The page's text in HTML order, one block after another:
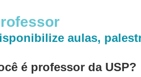
aulas,
é professor da USP?